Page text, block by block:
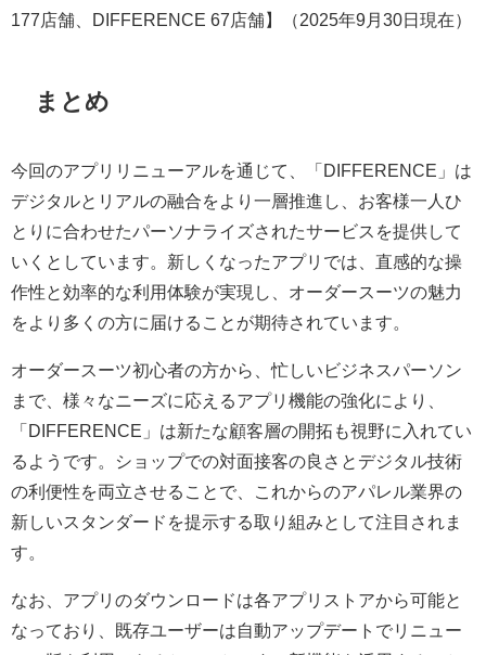
177店舗、DIFFERENCE 67店舗】（2025年9月30日現在）
まとめ
今回のアプリリニューアルを通じて、「DIFFERENCE」は
デジタルとリアルの融合をより一層推進し、お客様一人ひ
とりに合わせたパーソナライズされたサービスを提供して
いくとしています。新しくなったアプリでは、直感的な操
作性と効率的な利用体験が実現し、オーダースーツの魅力
をより多くの方に届けることが期待されています。
オーダースーツ初心者の方から、忙しいビジネスパーソン
まで、様々なニーズに応えるアプリ機能の強化により、
「DIFFERENCE」は新たな顧客層の開拓も視野に入れてい
るようです。ショップでの対面接客の良さとデジタル技術
の利便性を両立させることで、これからのアパレル業界の
新しいスタンダードを提示する取り組みとして注目されま
す。
なお、アプリのダウンロードは各アプリストアから可能と
なっており、既存ユーザーは自動アップデートでリニュー